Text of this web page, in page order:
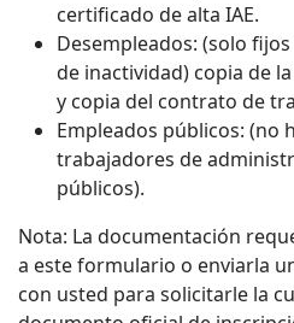
certificado de alta IAE.
Desempleados: (solo
de inactividad) copia de
y copia del contrato de
Empleados públicos: (no
trabajadores de
públicos).
Nota: La documentación
a este formulario o enviarla
con usted para solicitarle la